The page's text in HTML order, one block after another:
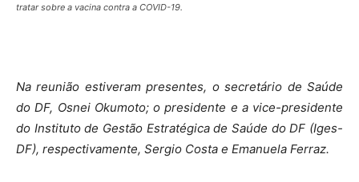
tratar sobre a vacina contra a COVID-19.
Na reunião estiveram presentes, o secretário de Saúde
do DF, Osnei Okumoto; o presidente e a vice-presidente
do Instituto de Gestão Estratégica de Saúde do DF (Iges-
DF), respectivamente, Sergio Costa e Emanuela Ferraz.